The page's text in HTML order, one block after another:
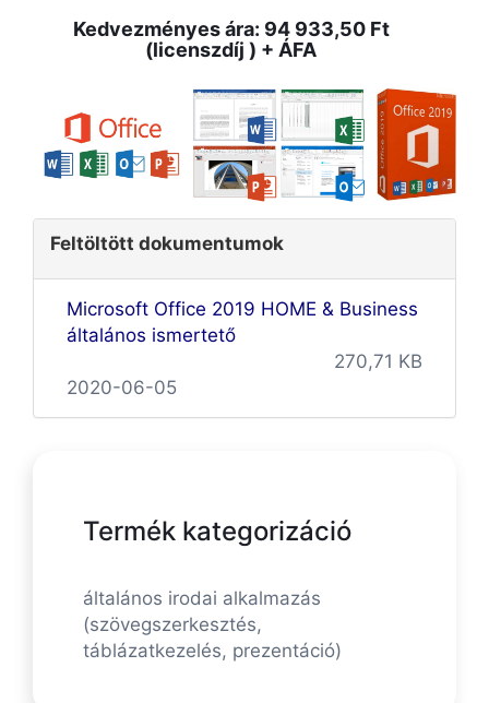
Kedvezményes ára: 94 933,50 Ft
(licenszdíj ) + ÁFA
Feltöltött dokumentumok
Microsoft Office 2019 HOME & Business
általános ismertető
270,71 KB
2020-06-05
Termék kategorizáció
általános irodai alkalmazás
(szövegszerkesztés,
táblázatkezelés, prezentáció)